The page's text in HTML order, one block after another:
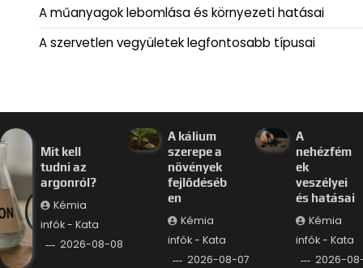
A műanyagok lebomlása és környezeti hatásai
A szervetlen vegyületek legfontosabb típusai
Mit kell
tudni az
argonról?
Kémia
infók - Kata
2026-08-08
A kálium
szerepe a
növények
fejlődéséb
en
Kémia
infók - Kata
2026-08-07
A
nehézfém
ek
veszélyei
és hatásai
Kémia
infók - Kata
2026-